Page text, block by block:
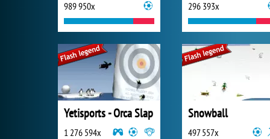
989 950x 296 393x
Yetisports - Orca Slap
1 276 594x
Snowball
497 557x